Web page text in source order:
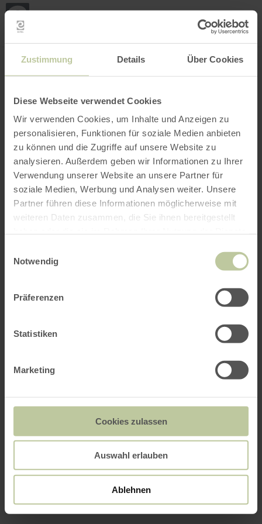
Zustimmung Details Über Cookies
Diese Webseite verwendet Cookies
Wir verwenden Cookies, um Inhalte und Anzeigen zu
personalisieren, Funktionen für soziale Medien anbieten
zu können und die Zugriffe auf unsere Website zu
analysieren. Außerdem geben wir Informationen zu Ihrer
Verwendung unserer Website an unsere Partner für
soziale Medien, Werbung und Analysen weiter. Unsere
Partner führen diese Informationen möglicherweise mit
weiteren Daten zusammen, die Sie ihnen bereitgestellt
Notwendig
Präferenzen
Statistiken
Marketing
Cookies zulassen
Auswahl erlauben
Ablehnen
INTERACTIEVE KAART
Mijn
Filter openen